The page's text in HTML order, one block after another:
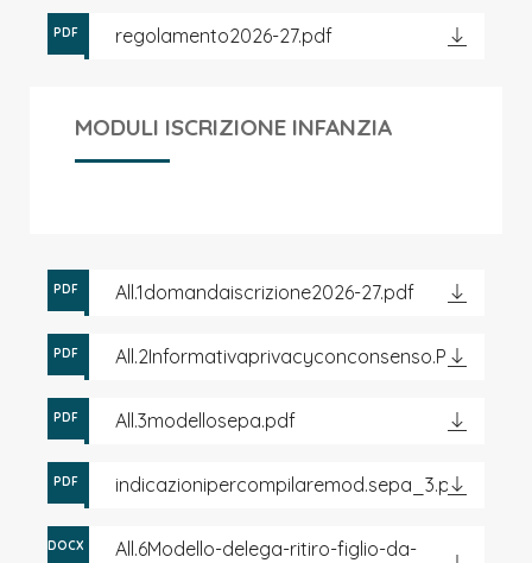
PDF regolamento2026-27.pdf
MODULI ISCRIZIONE INFANZIA
PDF All.1domandaiscrizione2026-27.pdf
PDF All.2Informativaprivacyconconsenso.PDF
PDF All.3modellosepa.pdf
PDF indicazionipercompilaremod.sepa_3.pdf
DOCX
All.6Modello-delega-ritiro-figlio-da-